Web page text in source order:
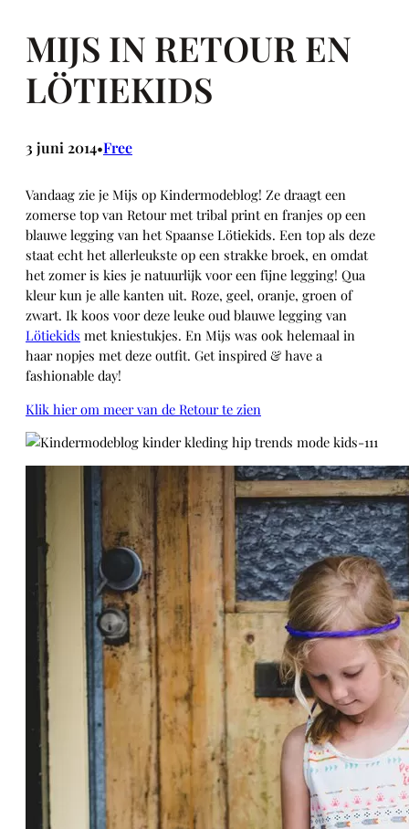
MIJS IN RETOUR EN
LÖTIEKIDS
3 juni 2014•Free
Vandaag zie je Mijs op Kindermodeblog! Ze draagt een
zomerse top van Retour met tribal print en franjes op een
blauwe legging van het Spaanse Lötiekids. Een top als deze
staat echt het allerleukste op een strakke broek, en omdat
het zomer is kies je natuurlijk voor een fijne legging! Qua
kleur kun je alle kanten uit. Roze, geel, oranje, groen of
zwart. Ik koos voor deze leuke oud blauwe legging van
Lötiekids met kniestukjes. En Mijs was ook helemaal in
haar nopjes met deze outfit. Get inspired & have a
fashionable day!
Klik hier om meer van de Retour te zien